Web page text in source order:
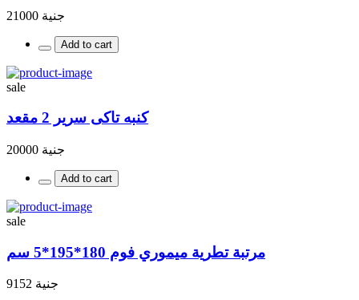
جنية 21000
Add to cart
sale
كنبه تاكى سرير 2 مقعد
جنية 20000
Add to cart
sale
مرتبة تطرية ميموري فوم 180*195*5 سم
جنية 9152